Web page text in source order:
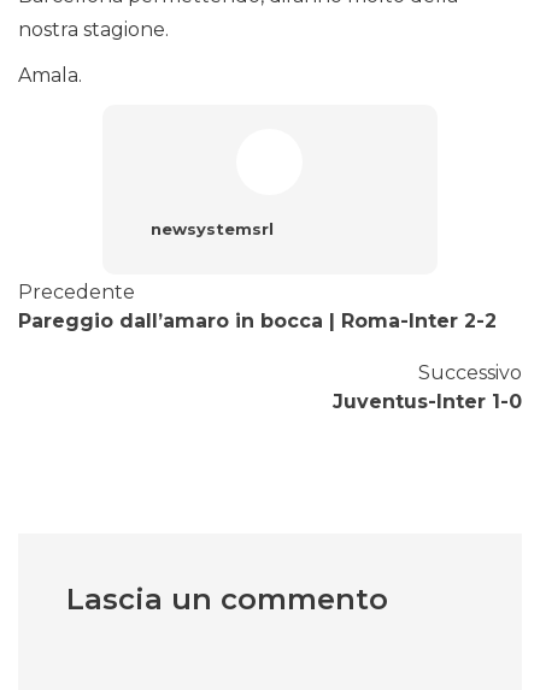
nostra stagione.
Amala.
newsystemsrl
Precedente
Pareggio dall’amaro in bocca | Roma-Inter 2-2
Successivo
Juventus-Inter 1-0
Lascia un commento